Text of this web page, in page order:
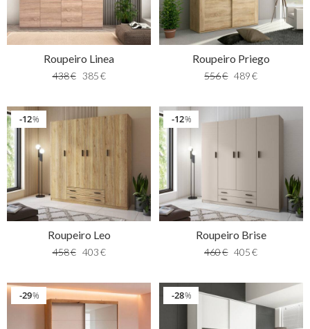
Roupeiro Linea
438€ 385€
Roupeiro Priego
556€ 489 €
%
12
Roupeiro Leo
458€ 403€
%
12
Roupeiro Brise
460€ 405 €
%
29 %
28